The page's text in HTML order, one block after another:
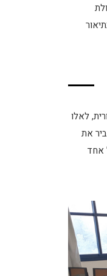
לאלו
את
אחד